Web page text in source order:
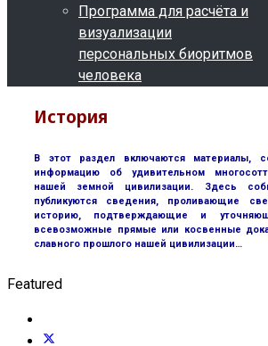
Программа для расчёта и
визуализации
персональных биоритмов
человека
История
В этот раздел включаются материалы,
информацию об удивительном
нашей земной цивилизации. Здесь
публикуются сведения, проливающие
историю, подтверждающие и
всевозможные прямые или косвенные
славного прошлого нашей цивилизации…
Featured